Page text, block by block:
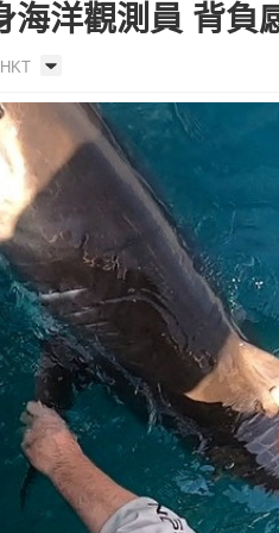
海洋觀測員 背負